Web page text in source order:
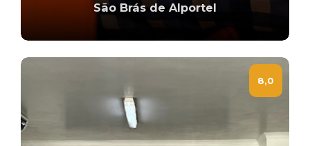
São Brás de Alportel
8,0